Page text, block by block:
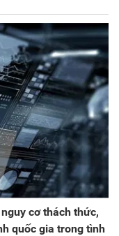
cơ thách thức,
quốc gia trong tình